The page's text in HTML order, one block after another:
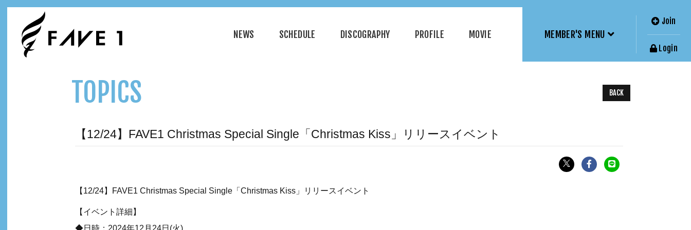
NEWS SCHEDULE DISCOGRAPHY PROFILE MOVIE MEMBER'S MENU
Join
Login
TOPICS BACK
【12/24】FAVE1 Christmas Special Single「Christmas Kiss」リリースイベント
【12/24】FAVE1 Christmas Special Single「Christmas Kiss」リリースイベント
【イベント詳細】
◆日時：2024年12月24日(火)